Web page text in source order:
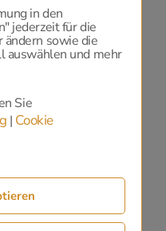
in den
jederzeit für die
sowie die
auswählen und mehr
Sie
| Cookie